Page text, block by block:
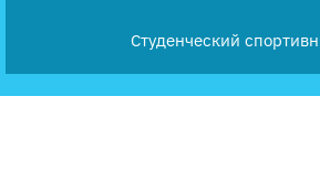
Студенческий